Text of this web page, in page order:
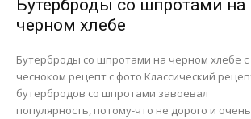
Бутерброды со шпротами на
черном хлебе
Бутерброды со шпротами на черном хлебе с
чесноком рецепт с фото Классический рецепт
бутербродов со шпротами завоевал
популярность, потому-что не дорого и очень